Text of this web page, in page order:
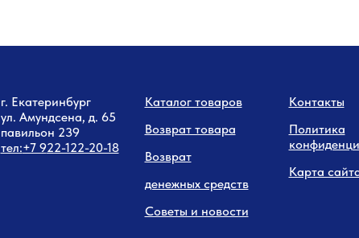
г. Екатеринбург
ул. Амундсена, д. 65
павильон 239
тел:+7 922-122-20-18
Каталог товаров
Возврат товара
Возврат
денежных средств
Советы и новости
Контакты
Политика
Карта